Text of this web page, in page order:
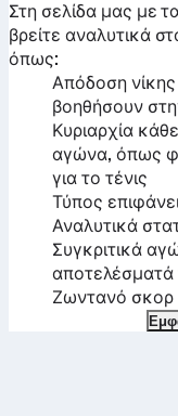
Στη σελίδα μας με
βρείτε αναλυτικά
όπως:
Απόδοση
βοηθήσουν
Κυριαρχία
αγώνα, όπως
για το τένις
Τύπος
Αναλυτικά
Συγκριτικά
αποτελέσματά
Ζωντανό